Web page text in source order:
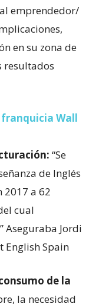
emprendedor/
en su zona de
resultados
franquicia Wall
“Se
de Inglés
2017 a 62
cual
Aseguraba Jordi
English Spain
de la
la necesidad